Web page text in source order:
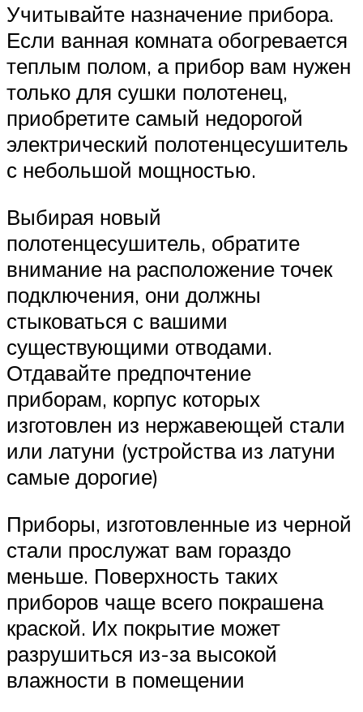
Учитывайте назначение прибора.
Если ванная комната обогревается
теплым полом, а прибор вам нужен
только для сушки полотенец,
приобретите самый недорогой
электрический полотенцесушитель
с небольшой мощностью.
Выбирая новый
полотенцесушитель, обратите
внимание на расположение точек
подключения, они должны
стыковаться с вашими
существующими отводами.
Отдавайте предпочтение
приборам, корпус которых
изготовлен из нержавеющей стали
или латуни (устройства из латуни
самые дорогие)
Приборы, изготовленные из черной
стали прослужат вам гораздо
меньше. Поверхность таких
приборов чаще всего покрашена
краской. Их покрытие может
разрушиться из-за высокой
влажности в помещении